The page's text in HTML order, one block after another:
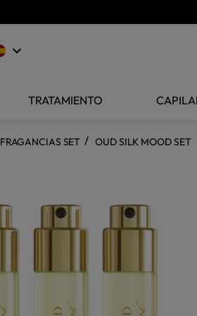
keyboard_arrow_down
TRATAMIENTO
FRAGANCIAS SET OUD SILK MOOD SET